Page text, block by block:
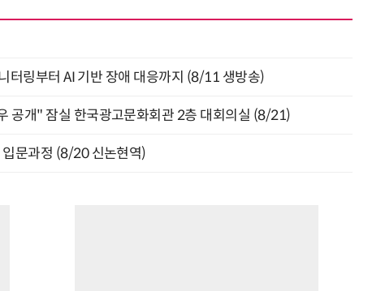
터링부터 AI 기반 장애 대응까지 (8/11 생방송)
공개" 잠실 한국광고문화회관 2층 대회의실 (8/21)
문과정 (8/20 신논현역)